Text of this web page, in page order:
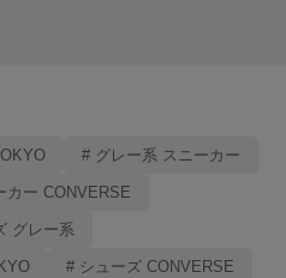
# グレー系 スニーカー
カー CONVERSE
グレー系
# シューズ CONVERSE